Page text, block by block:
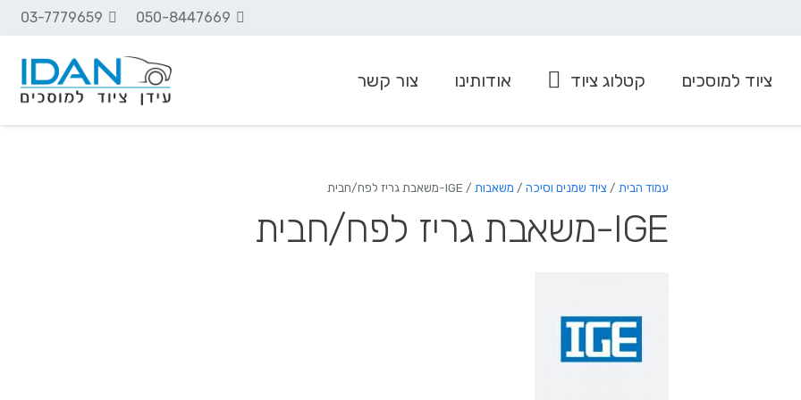
050-8447669
03-7779659
ציוד למוסכים קטלוג ציוד אודותינו צור קשר
עמוד הבית / ציוד שמנים וסיכה/ משאבות / IGE-משאבת גריז לפח/חבית
IGE-משאבת גריז לפח/חבית